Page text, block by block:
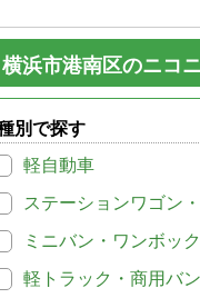
横浜市港南区のニコ
別で探す
軽自動車
ステーションワゴン
ミニバン・ワンボッ
軽トラック・商用バン